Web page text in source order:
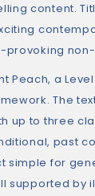
content.
provoking
Peach, a
The
up to three
past
simple for
supported by